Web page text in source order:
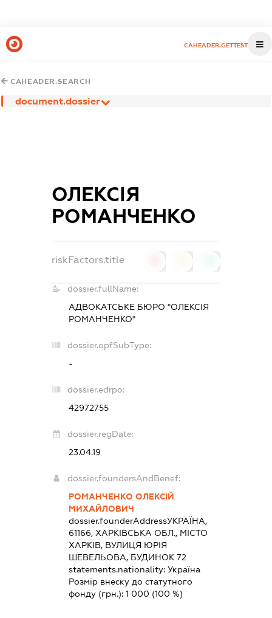
CAHEADER.GETTEST
CAHEADER.SEARCH
document.dossier
ОЛЕКСІЯ
РОМАНЧЕНКО
riskFactors.title
dossier.fullName:
АДВОКАТСЬКЕ БЮРО "ОЛЕКСІЯ
РОМАНЧЕНКО"
dossier.opfSubType:
-
dossier.edrpo:
42972755
dossier.regDate:
23.04.19
dossier.foundersAndBenef:
РОМАНЧЕНКО ОЛЕКСІЙ
МИХАЙЛОВИЧ
dossier.founderAddressУКРАЇНА,
61166, ХАРКІВСЬКА ОБЛ., МІСТО
ХАРКІВ, ВУЛИЦЯ ЮРІЯ
ШЕВЕЛЬОВА, БУДИНОК 72
statements.nationality: Україна
Розмір внеску до статутного
фонду (грн.): 1 000 (100 %)